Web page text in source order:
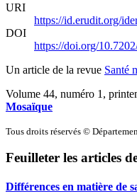
URI
https://id.erudit.org/
DOI
https://doi.org/
Un article de la revue Santé
Volume 44, numéro 1,
Mosaïque
Tous droits réservés ©
Feuilleter les articles
Différences en matière de